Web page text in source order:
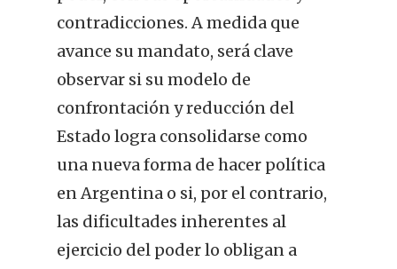
contradicciones. A medida que
avance su mandato, será clave
observar si su modelo de
confrontación y reducción del
Estado logra consolidarse como
una nueva forma de hacer política
en Argentina o si, por el contrario,
las dificultades inherentes al
ejercicio del poder lo obligan a